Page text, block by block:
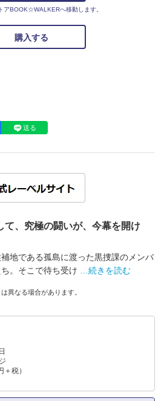
アBOOK☆WALKERへ移動します。
購入する
送る
て、究極の闘いが、今幕を開け
地である孤島に渡った黒捜課のメンバ
。そこで待ち受け
…続きを読む
異なる場合があります。
税）